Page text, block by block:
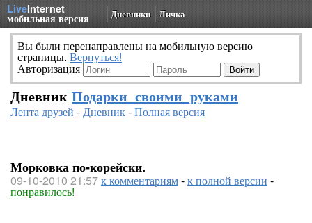
LiveInternet
мобильная версия Дневники Личка
Вы были перенаправлены на мобильную версию
страницы. Вернуться!
Авторизация
Дневник Подарки_своими_руками
Лента друзей -Дневник-Полная версия
Морковка по-корейски.
09-10-2010 21:57к комментариям-к полной версии -
понравилось!